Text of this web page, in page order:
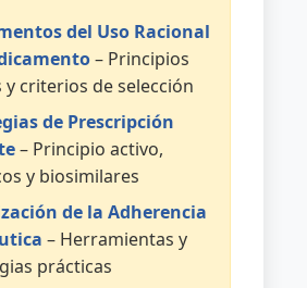
del Uso Racional
– Principios
y criterios de selección
de Prescripción
– Principio activo,
y biosimilares
de la Adherencia
– Herramientas y
prácticas